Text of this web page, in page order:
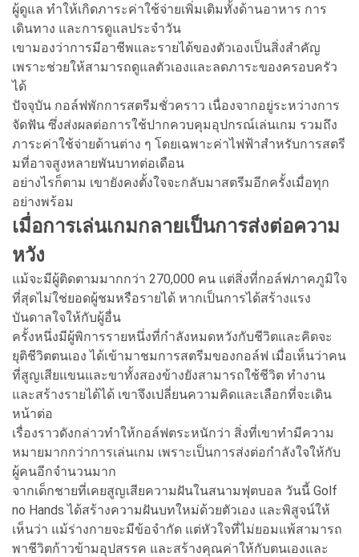
ผู้ดูแล ทำให้เกิดภาระค่าใช้จ่ายเพิ่มเติมทั้งด้านอาหาร การ
เดินทาง และการดูแลประจำวัน
เขามองว่าการมีอาชีพและรายได้ของตัวเองเป็นสิ่งสำคัญ
เพราะช่วยให้สามารถดูแลตัวเองและลดภาระของครอบครัว
ได้
ปัจจุบัน กอล์ฟพักการสตรีมชั่วคราว เนื่องจากอยู่ระหว่างการ
จัดฟัน ซึ่งส่งผลต่อการใช้ปากควบคุมอุปกรณ์เล่นเกม รวมถึง
ภาระค่าใช้จ่ายด้านต่าง ๆ โดยเฉพาะค่าไฟฟ้าสำหรับการสตรี
มที่อาจสูงหลายพันบาทต่อเดือน
อย่างไรก็ตาม เขายังคงตั้งใจจะกลับมาสตรีมอีกครั้งเมื่อทุก
อย่างพร้อม
เมื่อการเล่นเกมกลายเป็นการส่งต่อความ
หวัง
แม้จะมีผู้ติดตามมากกว่า 270,000 คน แต่สิ่งที่กอล์ฟภาคภูมิใจ
ที่สุดไม่ใช่ยอดผู้ชมหรือรายได้ หากเป็นการได้สร้างแรง
บันดาลใจให้กับผู้อื่น
ครั้งหนึ่งมีผู้พิการรายหนึ่งที่กำลังหมดหวังกับชีวิตและคิดจะ
ยุติชีวิตตนเอง ได้เข้ามาชมการสตรีมของกอล์ฟ เมื่อเห็นว่าคน
ที่สูญเสียแขนและขาทั้งสองข้างยังสามารถใช้ชีวิต ทำงาน
และสร้างรายได้ได้ เขาจึงเปลี่ยนความคิดและเลือกที่จะเดิน
หน้าต่อ
เรื่องราวดังกล่าวทำให้กอล์ฟตระหนักว่า สิ่งที่เขาทำมีความ
หมายมากกว่าการเล่นเกม เพราะเป็นการส่งต่อกำลังใจให้กับ
ผู้คนอีกจำนวนมาก
จากเด็กชายที่เคยสูญเสียความฝันในสนามฟุตบอล วันนี้ Golf
no Hands ได้สร้างความฝันบทใหม่ด้วยตัวเอง และพิสูจน์ให้
เห็นว่า แม้ร่างกายจะมีข้อจำกัด แต่หัวใจที่ไม่ยอมแพ้สามารถ
พาชีวิตก้าวข้ามอุปสรรค และสร้างคุณค่าให้กับตนเองและ